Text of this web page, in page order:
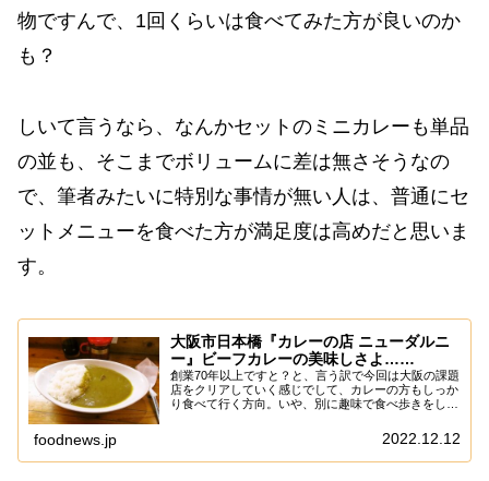
物ですんで、1回くらいは食べてみた方が良いのか
も？
しいて言うなら、なんかセットのミニカレーも単品
の並も、そこまでボリュームに差は無さそうなの
で、筆者みたいに特別な事情が無い人は、普通にセ
ットメニューを食べた方が満足度は高めだと思いま
す。
大阪市日本橋『カレーの店 ニューダルニ
ー』ビーフカレーの美味しさよ……
創業70年以上ですと？と、言う訳で今回は大阪の課題
店をクリアしていく感じでして、カレーの方もしっか
り食べて行く方向。いや、別に趣味で食べ歩きをして
うか”経験”は必要ですんで、そこら辺を盛る為に...
foodnews.jp 2022.12.12